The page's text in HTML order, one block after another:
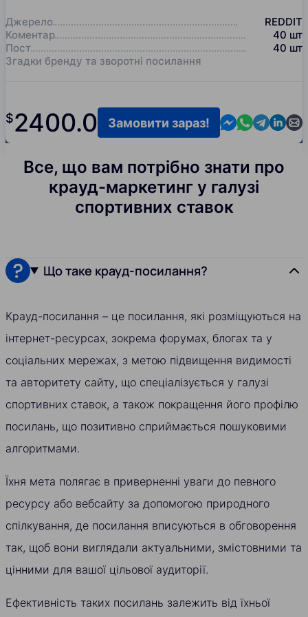
Джерело
REDDIT
Коментар
40 шт
Пост
40 шт
Згадки бренду та зворотні посилання
$2400.0 Contact us in
Contact us
Contact
Замовити зараз!
Все, що вам потрібно знати про
крауд-маркетинг у галузі
спортивних ставок
Що таке крауд-посилання?
Крауд-посилання – це посилання, які розміщуються на
інтернет-ресурсах, зокрема форумах, блогах та у
соціальних мережах, з метою підвищення видимості
та авторитету сайту, що спеціалізується у галузі
спортивних ставок, а також покращення його профілю
посилань, що позитивно сприймається пошуковими
алгоритмами.
Їхня мета полягає в приверненні уваги до певного
ресурсу або вебсайту за допомогою природного
спілкування, де посилання вписуються в обговорення
так, щоб вони виглядали актуальними, змістовними та
цінними для вашої цільової аудиторії.
Ефективність таких посилань залежить від їхньої